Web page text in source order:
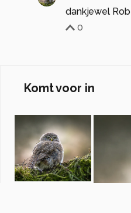
dankjewel Rob
0
Komt voor in